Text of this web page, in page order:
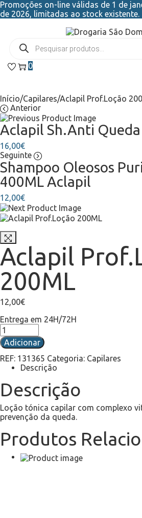
Promoções on-line válidas de 1 de
de 2026, limitadas ao stock existente.
0
Início/Capilares/Aclapil Prof.Loção
Anterior
Aclapil Sh.Anti
16,00€
Seguinte
Shampoo Oleosos
400ML Aclapil
12,00€
Aclapil
200ML
12,00€
Entrega em 24H/72H
Adicionar
REF: 131365 Categoria: Capilares
Descrição
Descrição
Loção tónica capilar com complexo
prevenção da queda.
Produtos